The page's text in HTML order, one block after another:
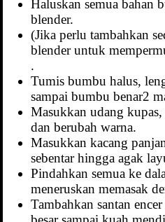
Haluskan semua bahan
blender.
(Jika perlu tambahkan
blender untuk
.
Tumis bumbu halus,
sampai bumbu benar2
Masukkan udang
dan berubah warna.
Masukkan kacang
sebentar hingga agak
Pindahkan semua ke
meneruskan memasak
Tambahkan santan